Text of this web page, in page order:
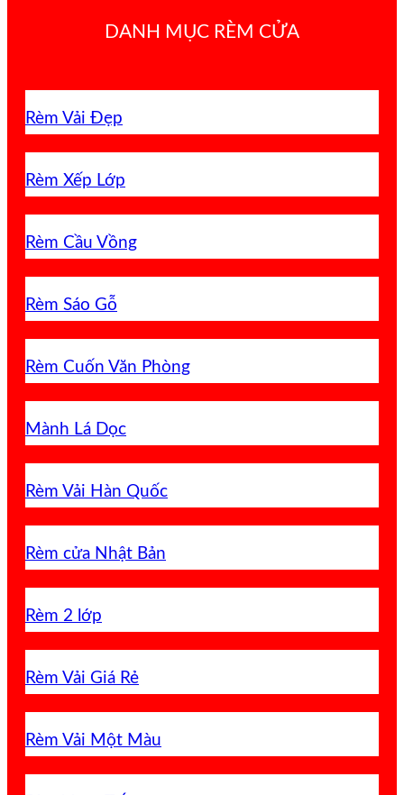
DANH MỤC RÈM CỬA
Rèm Vải Đẹp
Rèm Xếp Lớp
Rèm Cầu Vồng
Rèm Sáo Gỗ
Rèm Cuốn Văn Phòng
Mành Lá Dọc
Rèm Vải Hàn Quốc
Rèm cửa Nhật Bản
Rèm 2 lớp
Rèm Vải Giá Rẻ
Rèm Vải Một Màu